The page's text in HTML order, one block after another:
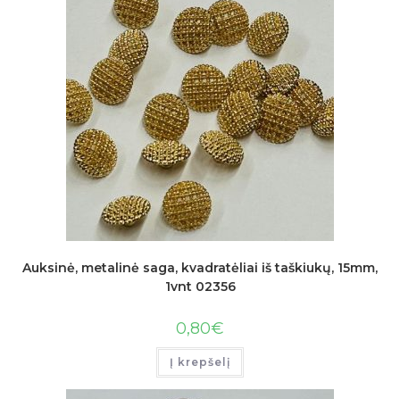
Auksinė, metalinė saga, kvadratėliai iš taškiukų, 15mm,
1vnt 02356
0,80€
Į krepšelį